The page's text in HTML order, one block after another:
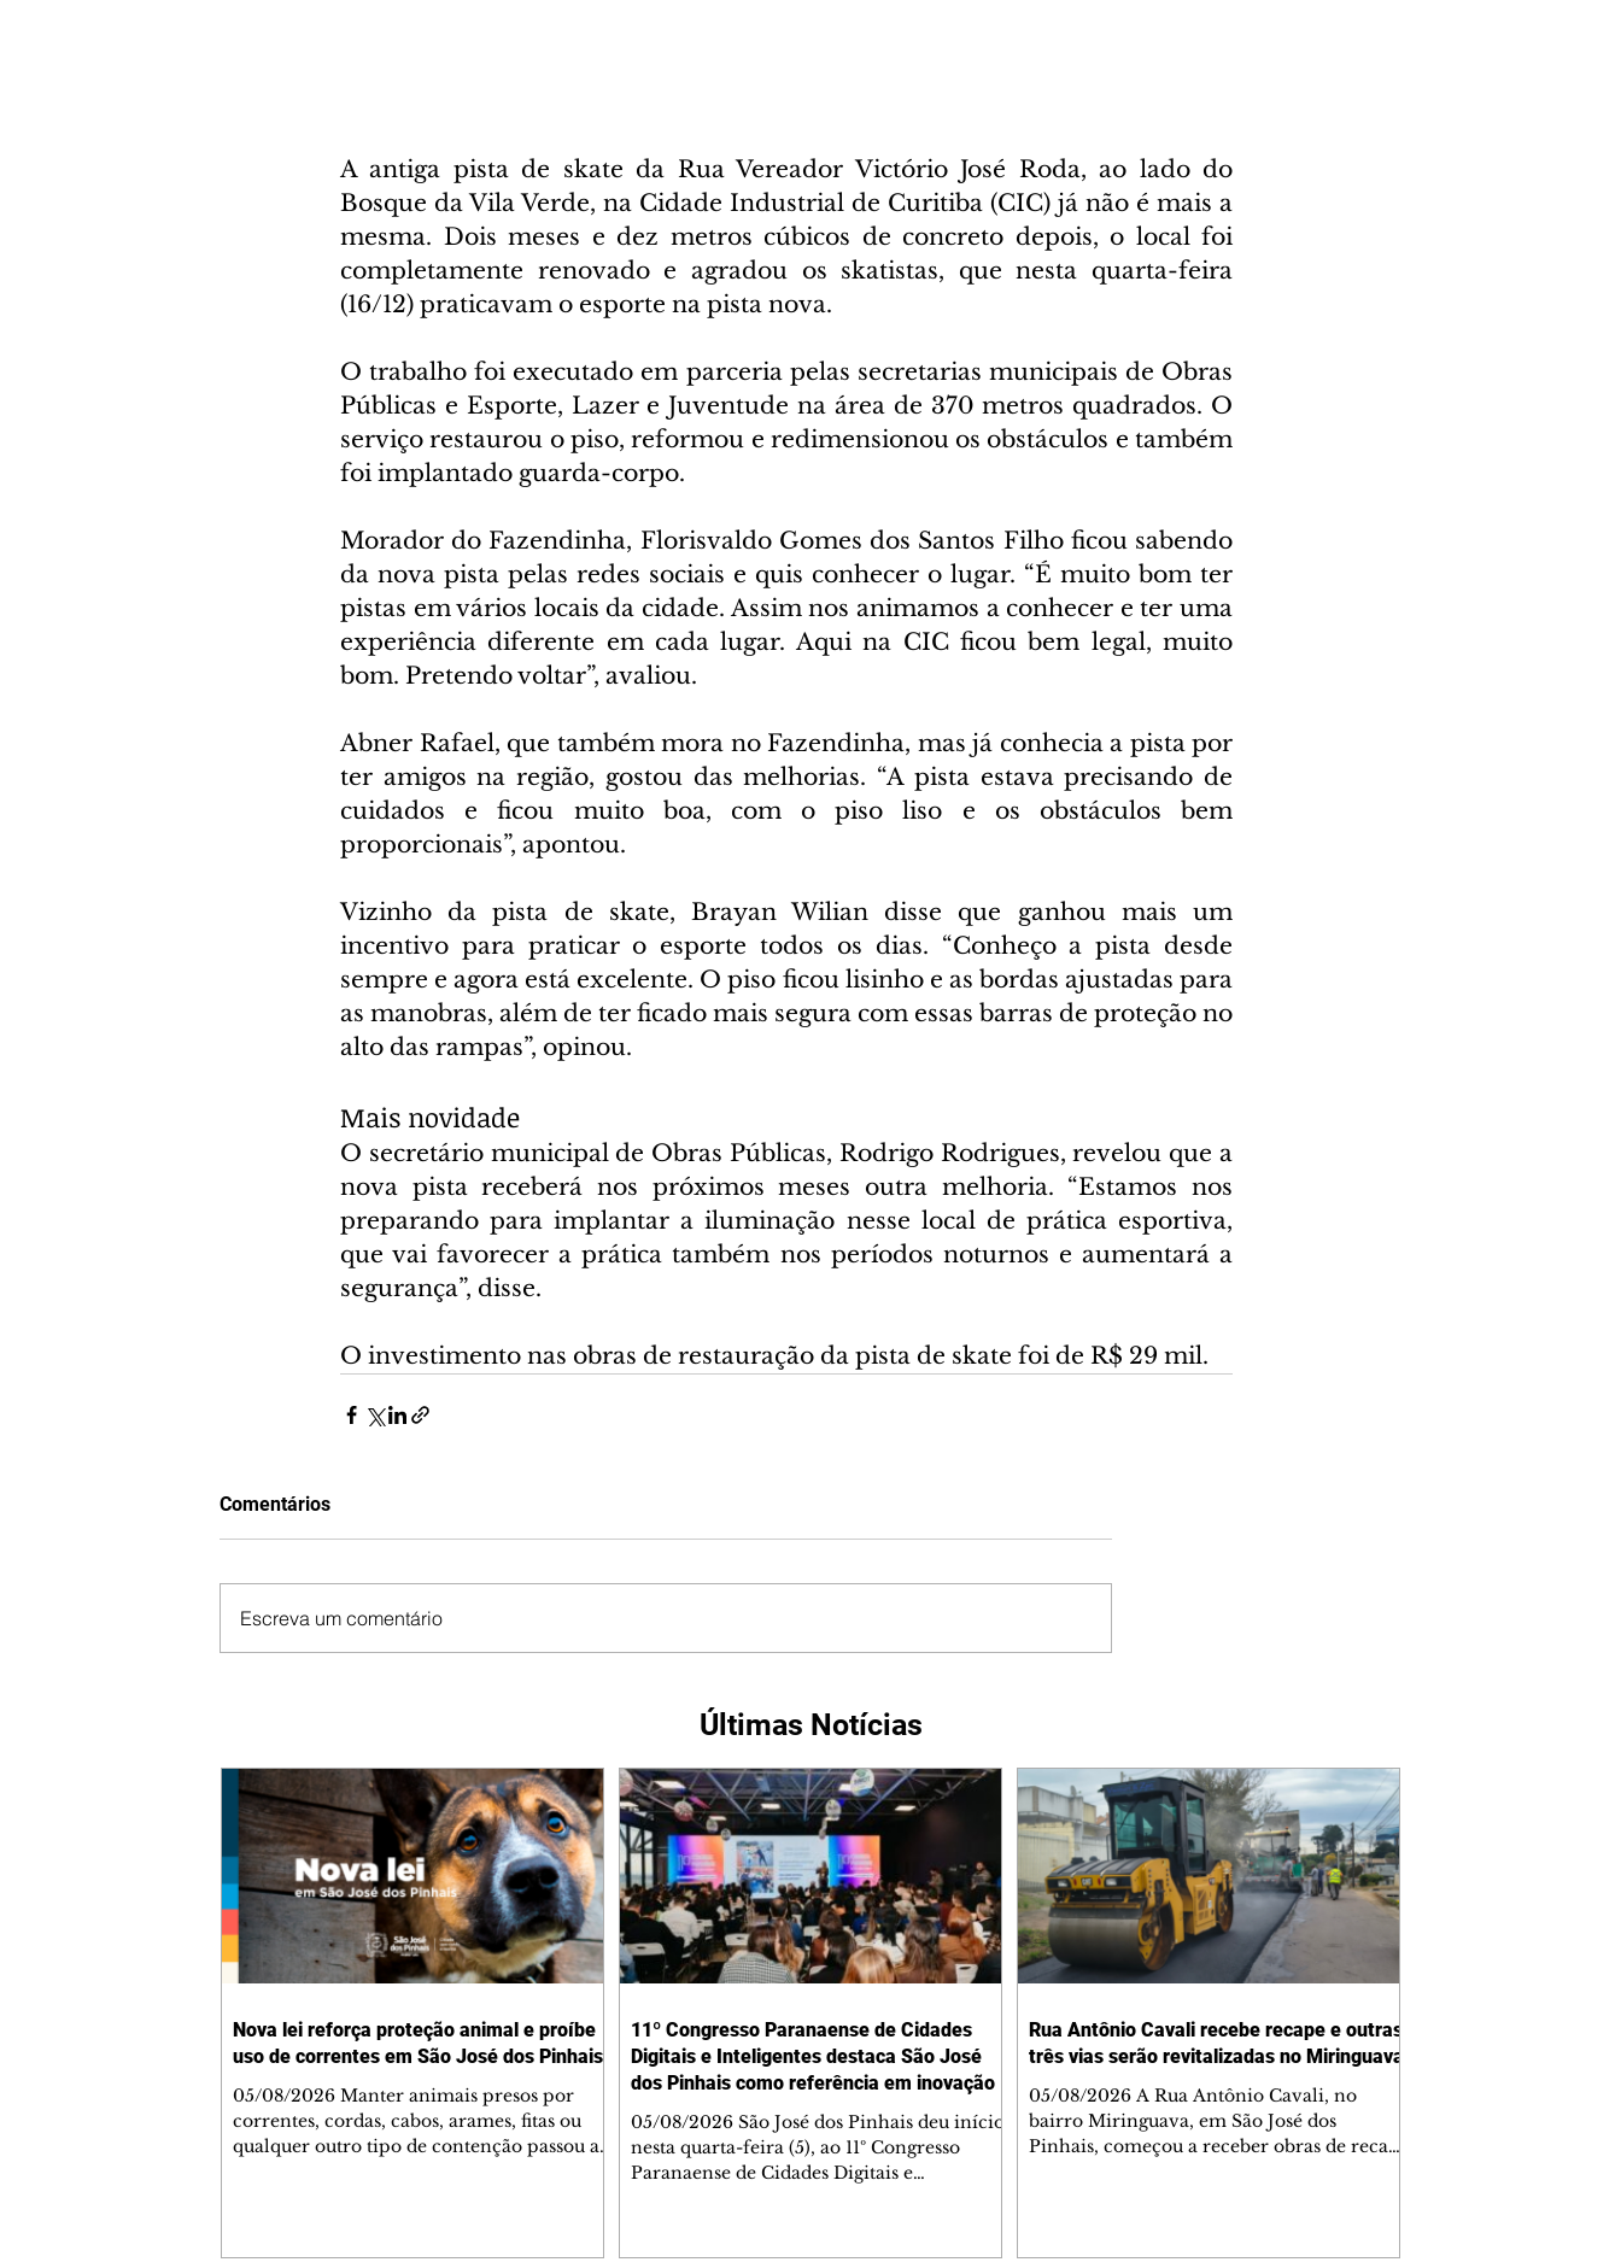
A antiga pista de skate da Rua Vereador Victório José Roda, ao lado do
Bosque da Vila Verde, na Cidade Industrial de Curitiba (CIC) já não é mais a
mesma. Dois meses e dez metros cúbicos de concreto depois, o local foi
completamente renovado e agradou os skatistas, que nesta quarta-feira
(16/12) praticavam o esporte na pista nova.
O trabalho foi executado em parceria pelas secretarias municipais de Obras
Públicas e Esporte, Lazer e Juventude na área de 370 metros quadrados. O
serviço restaurou o piso, reformou e redimensionou os obstáculos e também
foi implantado guarda-corpo.
Morador do Fazendinha, Florisvaldo Gomes dos Santos Filho ficou sabendo
da nova pista pelas redes sociais e quis conhecer o lugar. “É muito bom ter
pistas em vários locais da cidade. Assim nos animamos a conhecer e ter uma
experiência diferente em cada lugar. Aqui na CIC ficou bem legal, muito
bom. Pretendo voltar”, avaliou.
Abner Rafael, que também mora no Fazendinha, mas já conhecia a pista por
ter amigos na região, gostou das melhorias. “A pista estava precisando de
cuidados e ficou muito boa, com o piso liso e os obstáculos bem
proporcionais”, apontou.
Vizinho da pista de skate, Brayan Wilian disse que ganhou mais um
incentivo para praticar o esporte todos os dias. “Conheço a pista desde
sempre e agora está excelente. O piso ficou lisinho e as bordas ajustadas para
as manobras, além de ter ficado mais segura com essas barras de proteção no
alto das rampas”, opinou.
Mais novidade
O secretário municipal de Obras Públicas, Rodrigo Rodrigues, revelou que a
nova pista receberá nos próximos meses outra melhoria. “Estamos nos
preparando para implantar a iluminação nesse local de prática esportiva,
que vai favorecer a prática também nos períodos noturnos e aumentará a
segurança”, disse.
O investimento nas obras de restauração da pista de skate foi de R$ 29 mil.
Comentários
Escreva um comentário
Últimas Notícias
Nova lei reforça proteção animal e proíbe
uso de correntes em São José dos Pinhais
05/08/2026 Manter animais presos por
correntes, cordas, cabos, arames, fitas ou
qualquer outro tipo de contenção passou a
11º Congresso Paranaense de Cidades
Digitais e Inteligentes destaca São José
dos Pinhais como referência em inovação
05/08/2026 São José dos Pinhais deu início,
nesta quarta-feira (5), ao 11º Congresso
Paranaense de Cidades Digitais e
Rua Antônio Cavali recebe recape e outras
três vias serão revitalizadas no Miringuava
05/08/2026 A Rua Antônio Cavali, no
bairro Miringuava, em São José dos
Pinhais, começou a receber obras de recape